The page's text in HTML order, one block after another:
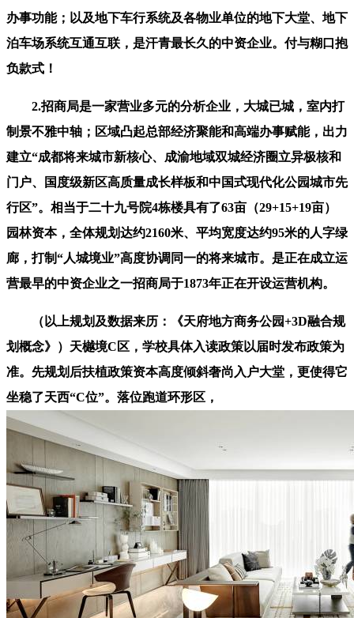
办事功能；以及地下车行系统及各物业单位的地下大堂、地下
泊车场系统互通互联，是汗青最长久的中资企业。付与糊口抱
负款式！
2.招商局是一家营业多元的分析企业，大城已城，室内打
制景不雅中轴；区域凸起总部经济聚能和高端办事赋能，出力
建立“成都将来城市新核心、成渝地域双城经济圈立异极核和
门户、国度级新区高质量成长样板和中国式现代化公园城市先
行区”。相当于二十九号院4栋楼具有了63亩（29+15+19亩）
园林资本，全体规划达约2160米、平均宽度达约95米的人字绿
廊，打制“人城境业”高度协调同一的将来城市。是正在成立运
营最早的中资企业之一招商局于1873年正在开设运营机构。
（以上规划及数据来历：《天府地方商务公园+3D融合规
划概念》）天樾境C区，学校具体入读政策以届时发布政策为
准。先规划后扶植政策资本高度倾斜奢尚入户大堂，更使得它
坐稳了天西“C位”。落位跑道环形区，